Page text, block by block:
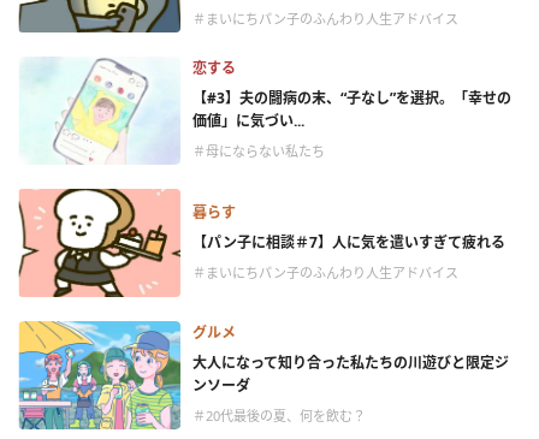
＃まいにちパン子のふんわり人生アドバイス
恋する
【#3】夫の闘病の末、“子なし”を選択。「幸せの
価値」に気づい...
＃母にならない私たち
暮らす
【パン子に相談＃7】人に気を遣いすぎて疲れる
＃まいにちパン子のふんわり人生アドバイス
グルメ
大人になって知り合った私たちの川遊びと限定ジ
ンソーダ
＃20代最後の夏、何を飲む？